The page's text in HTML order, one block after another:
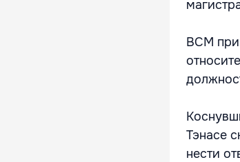
ВСМ
Тэнасе
нести